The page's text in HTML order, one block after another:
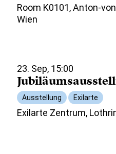
Room K0101, Anton-
Wien
23. Sep, 15:00
Ausstellung Exilarte
Exilarte Zentrum,